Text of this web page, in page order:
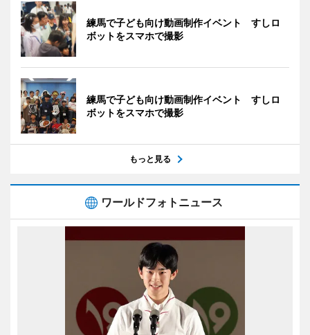
練馬で子ども向け動画制作イベント すしロ
ボットをスマホで撮影
練馬で子ども向け動画制作イベント すしロ
ボットをスマホで撮影
もっと見る
ワールドフォトニュース